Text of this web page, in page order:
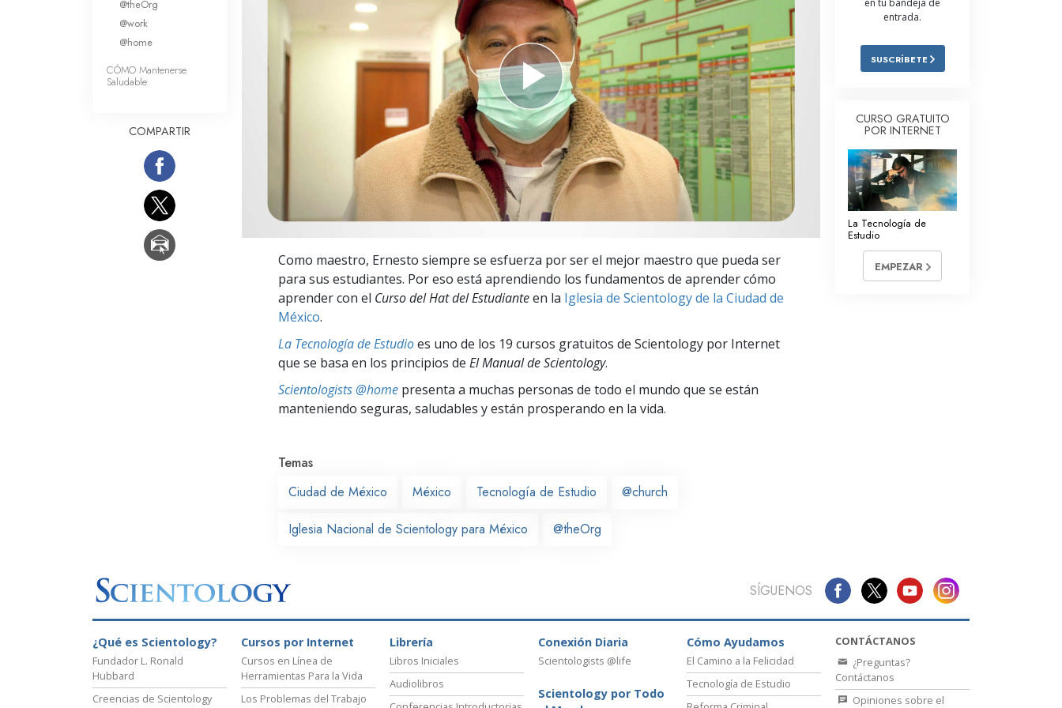
Amor y Odio: ¿Qué es Grandeza?
Respuestas a las Drogas
Los Niños
Herramientas para el Entorno Laboral
La Ética y las
Condiciones
La Causa de la Supresión
Investigaciones
Los Fundamentos de la Organización
Los Fundamentos de las Relaciones
Públicas
Objetivos y Metas
Como maestro, Ernesto siempre se esfuerza por ser el mejor maestro que pueda ser
para sus estudiantes. Por eso está aprendiendo los fundamentos de aprender cómo
aprender con el Curso del Hat del Estudianteen la Iglesia de Scientology de la Ciudad de
México.
La Tecnología de Estudioes uno de los 19 cursos gratuitos de Scientology por Internet
que se basa en los principios de El Manual de Scientology.
Scientologists @home presenta a muchas personas de todo el mundo que se están
manteniendo seguras, saludables y están prosperando en la vida.
Temas
Ciudad de México
México Tecnología de Estudio @church
Iglesia Nacional de Scientology para México @theOrg
@theOrg
@work
@home
CÓMO Mantenerse
Saludable
COMPARTIR
en tu bandeja de
entrada.
SUSCRÍBETE
CURSO GRATUITO
POR INTERNET
La Tecnología de
Estudio
EMPEZAR
SÍGUENOS
¿Qué es Scientology?
Fundador L. Ronald
Hubbard
Creencias de Scientology
Cursos por Internet
Cursos en Línea de
Herramientas Para la Vida
Los Problemas del Trabajo
Librería
Libros Iniciales
Audiolibros
Conexión Diaria
Scientologists @life
Scientology por Todo
Cómo Ayudamos
El Camino a la Felicidad
Tecnología de Estudio
CONTÁCTANOS
¿Preguntas?
Contáctanos
Opiniones sobre el